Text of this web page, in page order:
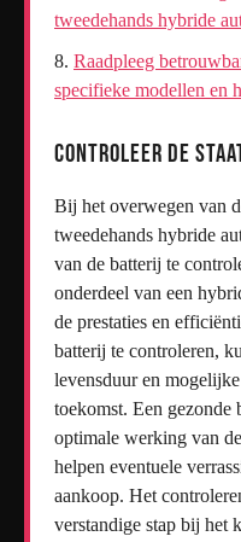
tweedehands hybride
Raadpleeg
specifieke modellen en
Controleer de
Bij het overwegen van
tweedehands hybride
van de batterij te
onderdeel van een
de prestaties en
batterij te controleren,
levensduur en
toekomst. Een
optimale werking van
helpen eventuele
aankoop. Het
verstandige stap bij het